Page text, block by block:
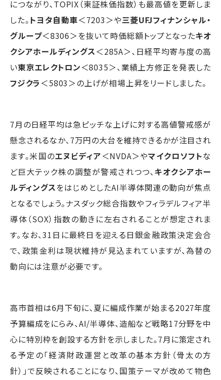
につながり、TOPIX（東証株価指数）も最高値を更新しま
した。 トヨタ自動車＜7203＞や三菱UFJフィナンシャル・
グループ＜8306＞を抜いて時価総額トップとなったキオ
クシアホールディングス＜285A＞、日経平均寄与度の高
い東京エレクトロン＜8035＞、業績上方修正を発表した
フジクラ ＜5803＞の上げが相場上昇をリードしました。
7月の日経平均は急ピッチな上げに対する高値警戒感が
懸念されるなか、7万円の大台を維持できるかが注目され
ます。米国のエヌビディア＜NVDA＞やマイクロソフトな
ど巨大テック株の調整が警戒されつつ、キオクシアホー
ルディングスをはじめとしたAI半導体関連の動向が焦点
となるでしょう。ナスダック総合指数やフィラデルフィア半
導体（SOX）指数の動きに左右されることが想定されま
す。なお、31日に最終日を迎える日銀金融政策決定会合
で、政策金利は現状維持が見込まれていますが、為替の
動向には注意が必要です。
高市首相は6月下旬に、夏に編成作業が始まる2027年度
予算編成をにらみ、AI/半導体、造船など戦略17分野を中
心に特別枠を創設する方針を示しました。7月に策定され
る予定の「経済財政運営と改革の基本方針（骨太の方
針）」で反映されることになり、国策テーマが改めて物色